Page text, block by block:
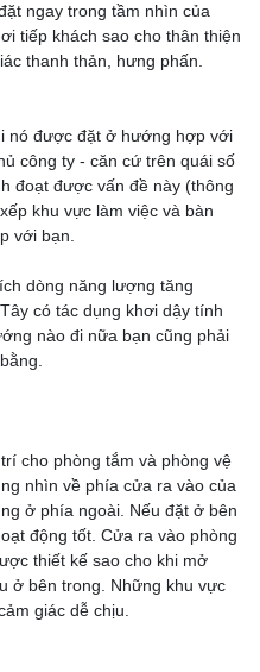
ngay trong tầm nhìn của
tiếp khách sao cho thân thiện
thanh thản, hưng phấn.
nó được đặt ở hướng hợp với
công ty - căn cứ trên quái số
đoạt được vấn đề này (thông
khu vực làm việc và bàn
với bạn.
dòng năng lượng tăng
có tác dụng khơi dậy tính
nào đi nữa bạn cũng phải
cho phòng tắm và phòng vệ
nhìn về phía cửa ra vào của
ở phía ngoài. Nếu đặt ở bên
động tốt. Cửa ra vào phòng
thiết kế sao cho khi mở
ở bên trong. Những khu vực
giác dễ chịu.